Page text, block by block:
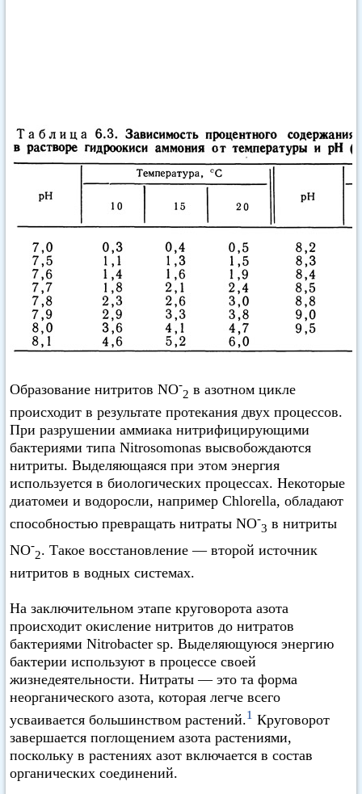
Образование нитритов NO-
2 в азотном цикле
происходит в результате протекания двух процессов.
При разрушении аммиака нитрифицирующими
бактериями типа Nitrosomonas высвобождаются
нитриты. Выделяющаяся при этом энергия
используется в биологических процессах. Некоторые
диатомеи и водоросли, например Chlorella, обладают
способностью превращать нитраты NO-
3 в нитриты
NO-
2. Такое восстановление — второй источник
нитритов в водных системах.
На заключительном этапе круговорота азота
происходит окисление нитритов до нитратов
бактериями Nitrobacter sp. Выделяющуюся энергию
бактерии используют в процессе своей
жизнедеятельности. Нитраты — это та форма
неорганического азота, которая легче всего
усваивается большинством растений.1 Круговорот
завершается поглощением азота растениями,
поскольку в растениях азот включается в состав
органических соединений.